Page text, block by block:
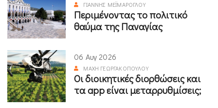
ΓΙΆΝΝΗΣ ΜΕΪΜΆΡΟΓΛΟΥ
Περιμένοντας το πολιτικό
θαύμα της Παναγίας
06 Αυγ 2026
ΜΆΧΗ ΓΕΩΡΓΑΚΟΠΟΎΛΟΥ
Οι διοικητικές διορθώσεις και
τα app είναι μεταρρυθμίσεις;